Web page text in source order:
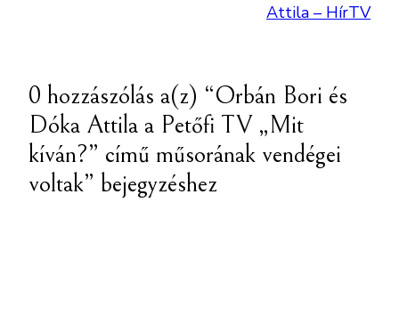
Attila – HírTV
0 hozzászólás a(z) “Orbán Bori és
Dóka Attila a Petőfi TV „Mit
kíván?” című műsorának vendégei
voltak” bejegyzéshez